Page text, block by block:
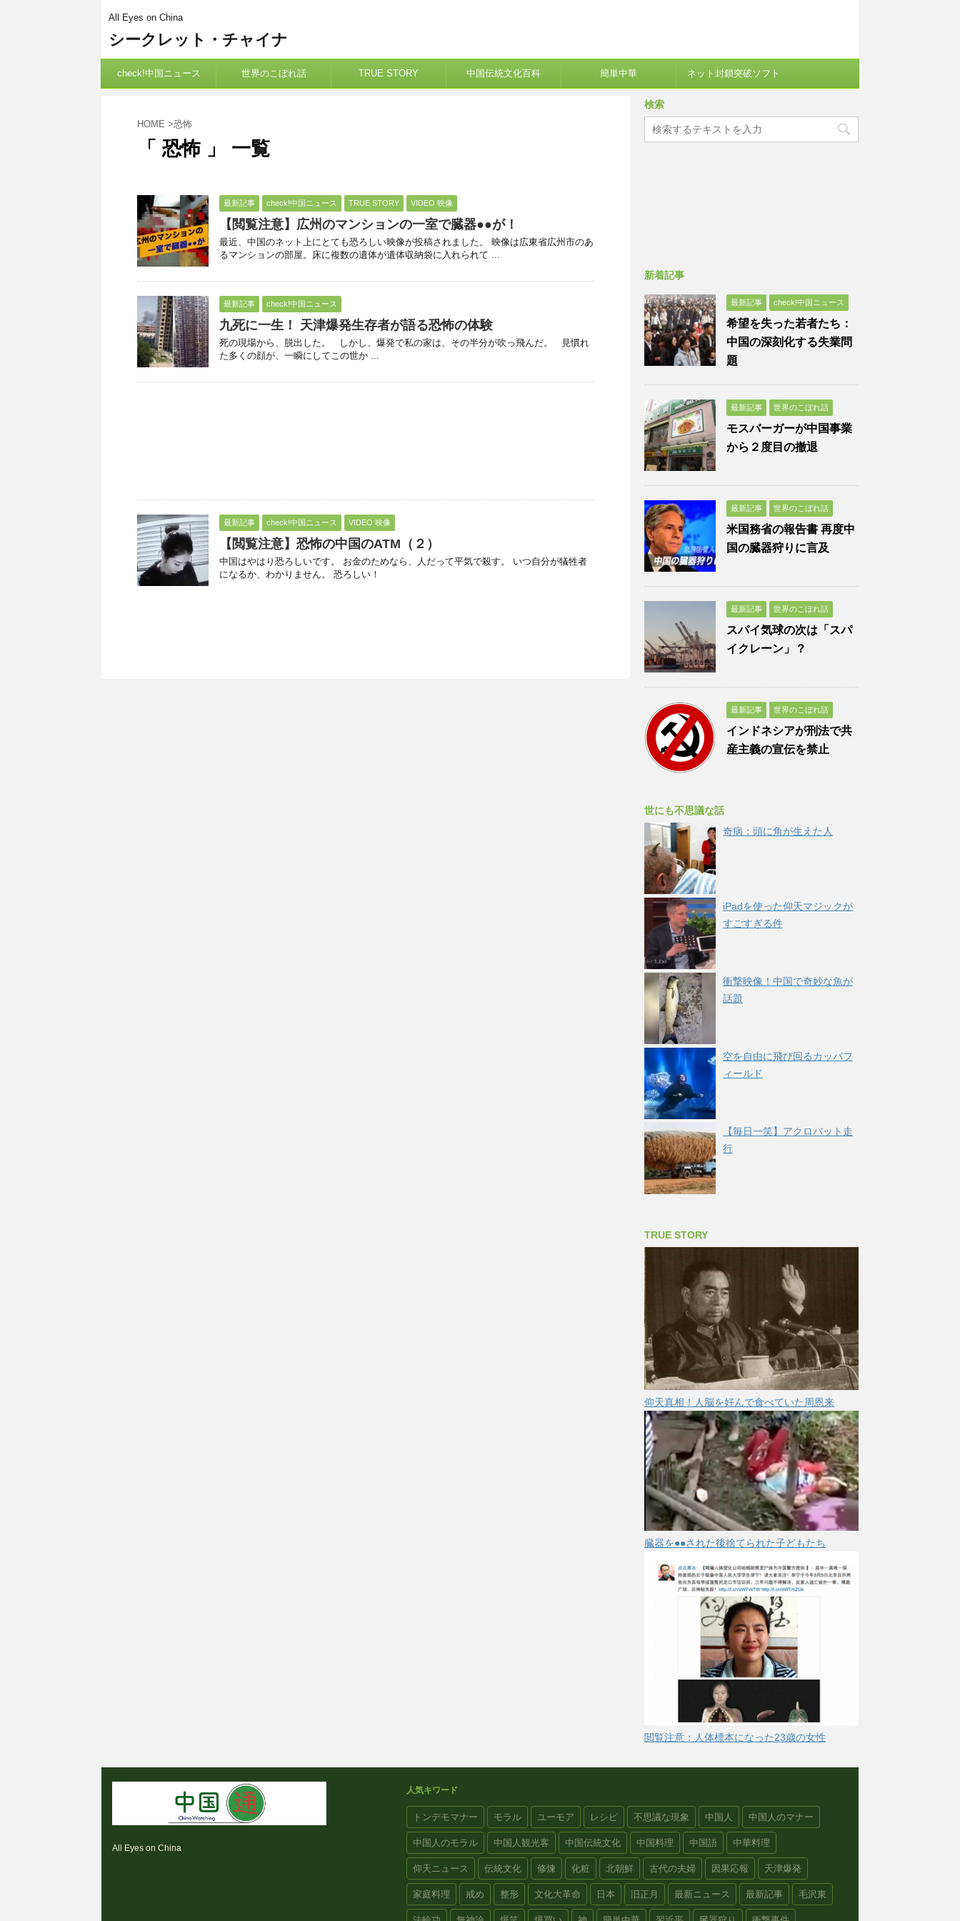
All Eyes on China
シークレット・チャイナ
check!中国ニュース 世界のこぼれ話 TRUE STORY 中国伝統文化百科 簡単中華 ネット封鎖突破ソフト
HOME >恐怖
「 恐怖 」 一覧
最新記事 check!中国ニュース TRUE STORY VIDEO 映像
【閲覧注意】広州のマンションの一室で臓器●●が！
最近、中国のネット上にとても恐ろしい映像が投稿されました。 映像は広東省広州市のあ
るマンションの部屋。床に複数の遺体が遺体収納袋に入れられて ...
最新記事 check!中国ニュース
九死に一生！ 天津爆発生存者が語る恐怖の体験
死の現場から、脱出した。 しかし、爆発で私の家は、その半分が吹っ飛んだ。 見慣れ
た多くの顔が、一瞬にしてこの世か ...
最新記事 check!中国ニュース VIDEO 映像
【閲覧注意】恐怖の中国のATM（２）
中国はやはり恐ろしいです。 お金のためなら、人だって平気で殺す。 いつ自分が犠牲者
になるか、わかりません。 恐ろしい！
検索
新着記事
最新記事 check!中国ニュース
希望を失った若者たち：
中国の深刻化する失業問
題
最新記事 世界のこぼれ話
モスバーガーが中国事業
から２度目の撤退
最新記事 世界のこぼれ話
米国務省の報告書 再度中
国の臓器狩りに言及
最新記事 世界のこぼれ話
スパイ気球の次は「スパ
イクレーン」？
最新記事 世界のこぼれ話
インドネシアが刑法で共
産主義の宣伝を禁止
世にも不思議な話
奇病：頭に角が生えた人
iPadを使った仰天マジックが
すごすぎる件
衝撃映像！中国で奇妙な魚が
話題
空を自由に飛び回るカッパフ
ィールド
【毎日一笑】アクロバット走
行
TRUE STORY
仰天真相！人脳を好んで食べていた周恩来
臓器を●●された後捨てられた子どもたち
閲覧注意：人体標本になった23歳の女性
人気キワード
トンデモマナー モラル ユーモア レシピ 不思議な現象 中国人 中国人のマナー
中国人のモラル 中国人観光客 中国伝統文化 中国料理 中国語 中華料理
仰天ニュース 伝統文化 修煉 化粧 北朝鮮 古代の夫婦 因果応報 天津爆発
家庭料理 戒め 整形 文化大革命 日本 旧正月 最新ニュース 最新記事 毛沢東
All Eyes on China